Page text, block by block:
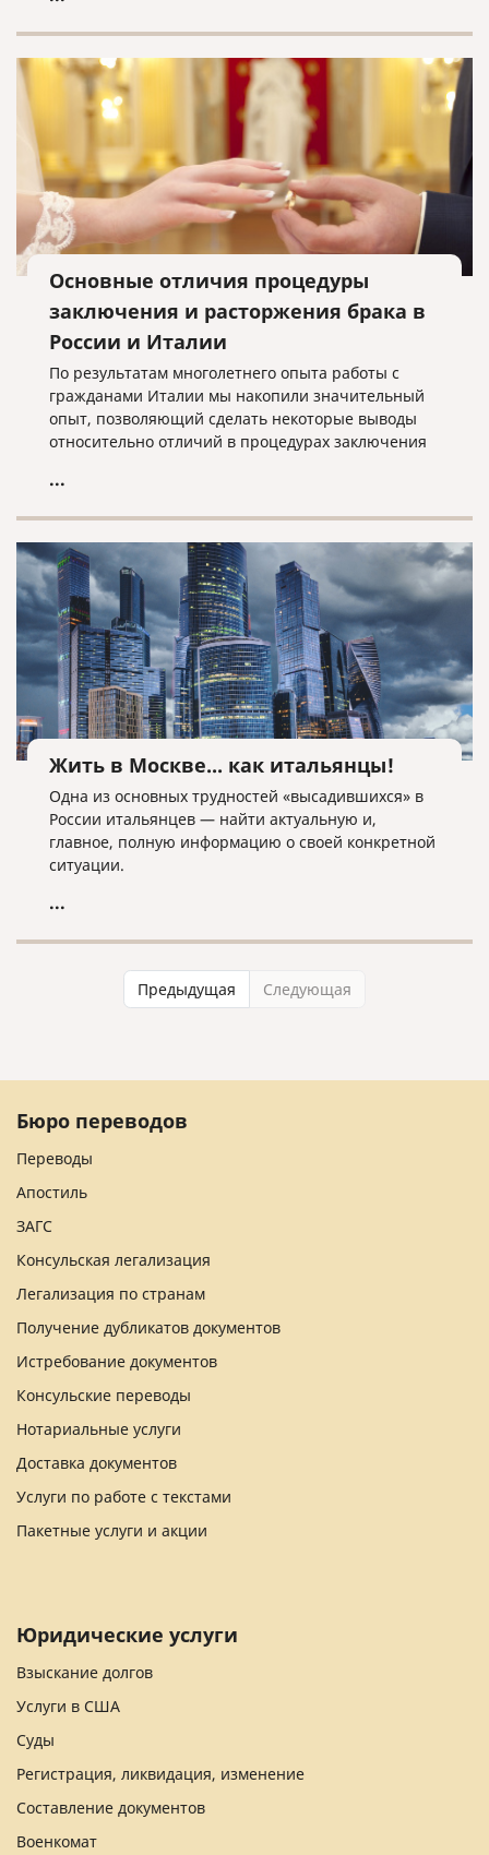
принимающей стороной как непосредственно, так
и через почтовые отделения.
Основные отличия процедуры
заключения и расторжения брака в
России и Италии
По результатам многолетнего опыта работы с
гражданами Италии мы накопили значительный
опыт, позволяющий сделать некоторые выводы
относительно отличий в процедурах заключения
России, что, возможно, поможет лицам,
аспектах данных процедур.
...
Жить в Москве... как итальянцы!
Одна из основных трудностей «высадившихся» в
России итальянцев — найти актуальную и,
главное, полную информацию о своей конкретной
ситуации.
...
Предыдущая Следующая
Бюро переводов
Переводы
Апостиль
ЗАГС
Консульская легализация
Легализация по странам
Получение дубликатов документов
Истребование документов
Консульские переводы
Нотариальные услуги
Доставка документов
Услуги по работе с текстами
Пакетные услуги и акции
Юридические услуги
Взыскание долгов
Услуги в США
Суды
Регистрация, ликвидация, изменение
Составление документов
Военкомат